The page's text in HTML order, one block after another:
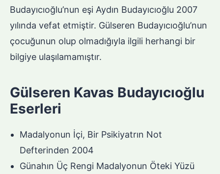
Budayıcıoğlu’nun eşi Aydın Budayıcıoğlu 2007
yılında vefat etmiştir. Gülseren Budayıcıoğlu’nun
çocuğunun olup olmadığıyla ilgili herhangi bir
bilgiye ulaşılamamıştır.
Gülseren Kavas Budayıcıoğlu
Eserleri
Madalyonun İçi, Bir Psikiyatrın Not
Defterinden 2004
Günahın Üç Rengi Madalyonun Öteki Yüzü